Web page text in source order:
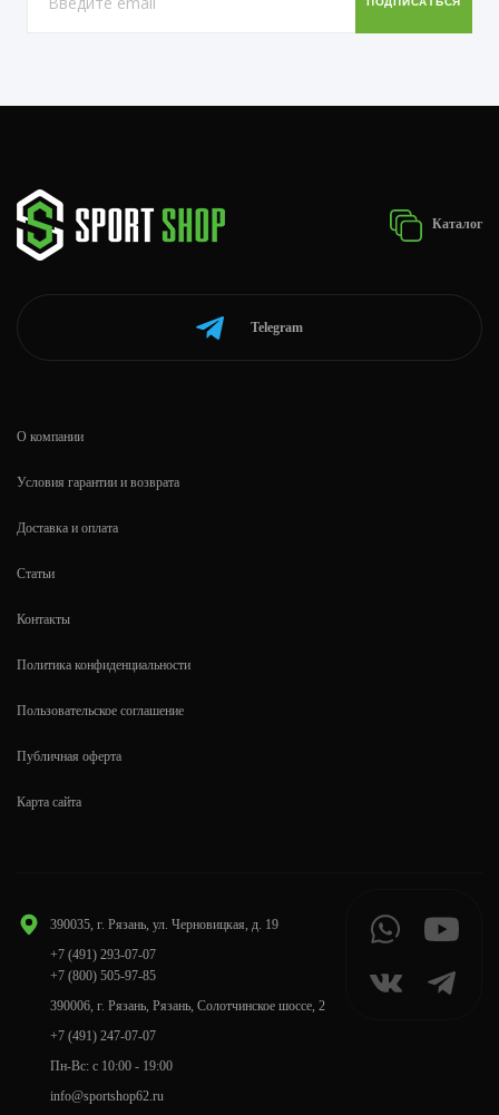
Каталог
Telegram
390035, г. Рязань, ул. Черновицкая, д. 19
+7 (491) 293-07-07
+7 (800) 505-97-85
390006, г. Рязань, Рязань, Солотчинское шоссе, 2
+7 (491) 247-07-07
Пн-Вс: с 10:00 - 19:00
info@sportshop62.ru
О компании
Условия гарантии и возврата
Доставка и оплата
Статьи
Контакты
Политика конфиденциальности
Пользовательское соглашение
Публичная оферта
Карта сайта